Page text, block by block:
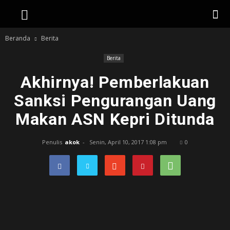
Beranda Berita
Berita
Akhirnya! Pemberlakuan
Sanksi Pengurangan Uang
Makan ASN Kepri Ditunda
Penulis akok - Senin, April 10, 2017 1:08 pm 0